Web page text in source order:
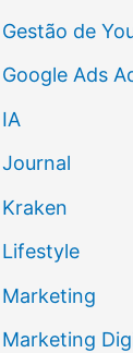
Gestão de
Google Ads
IA
Journal
Kraken
Lifestyle
Marketing
Marketing